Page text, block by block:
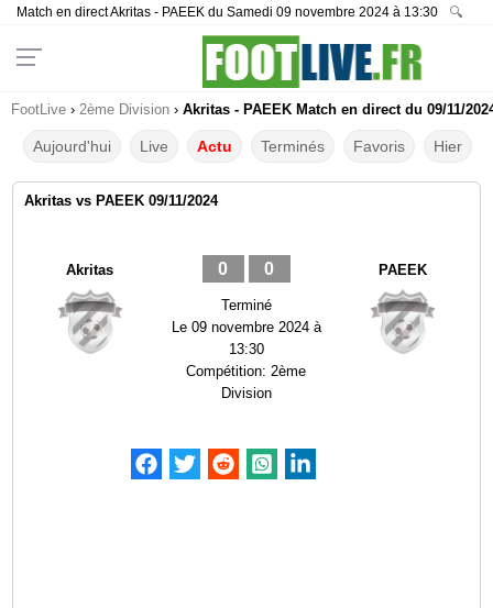
Match en direct Akritas - PAEEK du Samedi 09 novembre 2024 à 13:30 🔍
FootLive › 2ème Division › Akritas - PAEEK Match en direct du 09/11/
Aujourd'hui Live Actu Terminés Favoris Hier
Akritas vs PAEEK 09/11/2024
Akritas 0 0
Terminé
Le 09 novembre 2024 à
13:30
Compétition:2ème
Division
PAEEK